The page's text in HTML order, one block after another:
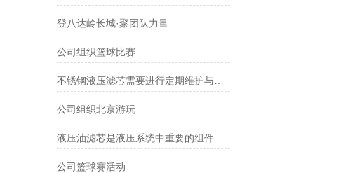
登八达岭长城·聚团队力量
公司组织篮球比赛
不锈钢液压滤芯需要进行定期维护与清洁
公司组织北京游玩
液压油滤芯是液压系统中重要的组件
公司篮球赛活动